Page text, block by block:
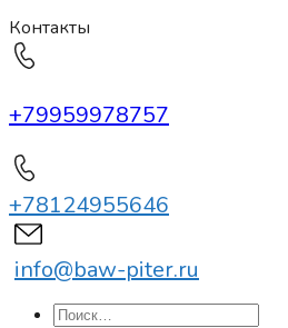
Контакты
+79959978757
+78124955646
info@baw-piter.ru
Искать: